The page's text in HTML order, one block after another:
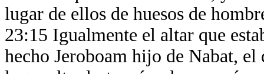
lugar de ellos de huesos de
23:15 Igualmente el altar que
hecho Jeroboam hijo de Nabat,